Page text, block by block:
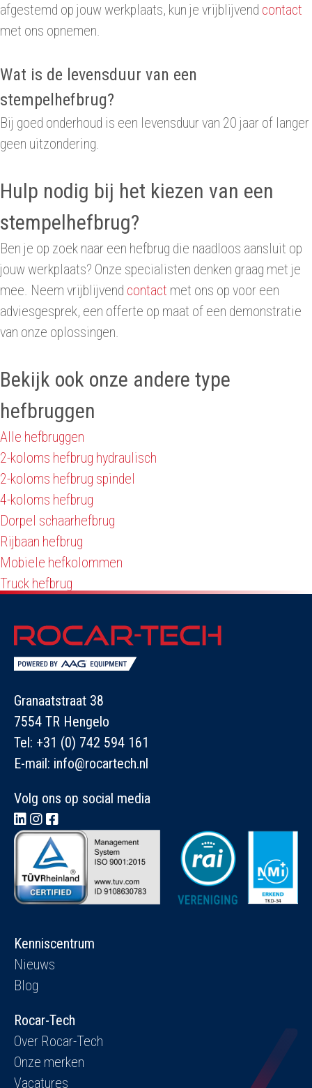
afgestemd op jouw werkplaats, kun je vrijblijvend contact
met ons opnemen.
Wat is de levensduur van een
stempelhefbrug?
Bij goed onderhoud is een levensduur van 20 jaar of langer
geen uitzondering.
Hulp nodig bij het kiezen van een
stempelhefbrug?
Ben je op zoek naar een hefbrug die naadloos aansluit op
jouw werkplaats? Onze specialisten denken graag met je
mee. Neem vrijblijvend contact met ons op voor een
adviesgesprek, een offerte op maat of een demonstratie
van onze oplossingen.
Bekijk ook onze andere type
hefbruggen
Alle hefbruggen
2-koloms hefbrug hydraulisch
2-koloms hefbrug spindel
4-koloms hefbrug
Dorpel schaarhefbrug
Rijbaan hefbrug
Mobiele hefkolommen
Truck hefbrug
Granaatstraat 38
7554 TR Hengelo
Tel: +31 (0) 742 594 161
E-mail: info@rocartech.nl
Volg ons op social media
Kenniscentrum
Nieuws
Blog
Rocar-Tech
Over Rocar-Tech
Onze merken
Vacatures